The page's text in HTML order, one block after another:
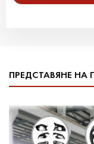
ПРЕДСТАВЯНЕ НА